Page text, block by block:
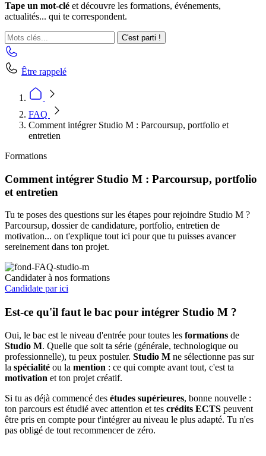
Tape un mot-clé et découvre les formations, événements,
actualités... qui te correspondent.
C'est parti !
Être rappelé
FAQ
Comment intégrer Studio M : Parcoursup, portfolio et
entretien
Formations
Comment intégrer Studio M : Parcoursup, portfolio
et entretien
Tu te poses des questions sur les étapes pour rejoindre Studio M ?
Parcoursup, dossier de candidature, portfolio, entretien de
motivation... on t'explique tout ici pour que tu puisses avancer
sereinement dans ton projet.
Candidater à nos formations
Candidate par ici
Est-ce qu'il faut le bac pour intégrer Studio M ?
Oui, le bac est le niveau d'entrée pour toutes les formations de
Studio M. Quelle que soit ta série (générale, technologique ou
professionnelle), tu peux postuler. Studio M ne sélectionne pas sur
la spécialité ou la mention : ce qui compte avant tout, c'est ta
motivation et ton projet créatif.
Si tu as déjà commencé des études supérieures, bonne nouvelle :
ton parcours est étudié avec attention et tes crédits ECTS peuvent
être pris en compte pour t'intégrer au niveau le plus adapté. Tu n'es
pas obligé de tout recommencer de zéro.